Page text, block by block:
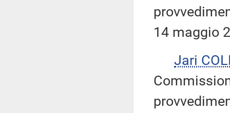
14 maggio
Jari